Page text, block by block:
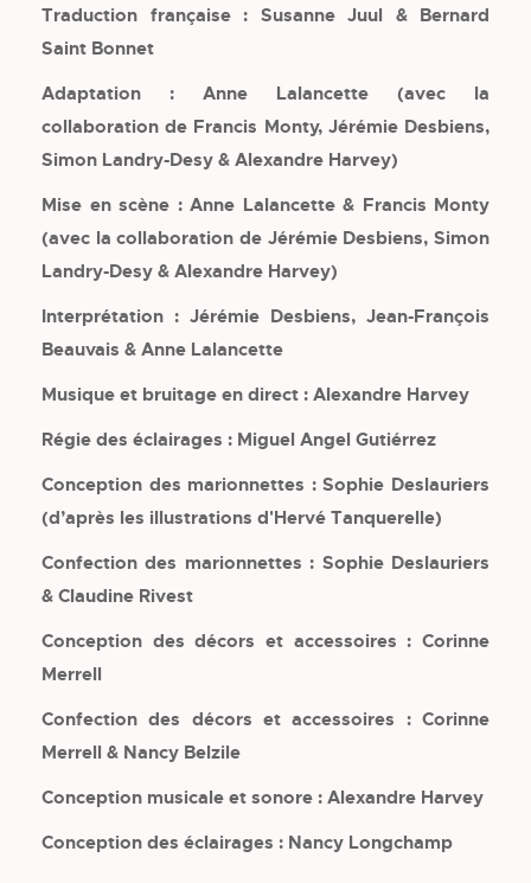
Traduction française : Susanne Juul & Bernard
Saint Bonnet
Adaptation : Anne Lalancette (avec la
collaboration de Francis Monty, Jérémie Desbiens,
Simon Landry-Desy & Alexandre Harvey)
Mise en scène : Anne Lalancette & Francis Monty
(avec la collaboration de Jérémie Desbiens, Simon
Landry-Desy & Alexandre Harvey)
Interprétation : Jérémie Desbiens, Jean-François
Beauvais & Anne Lalancette
Musique et bruitage en direct : Alexandre Harvey
Régie des éclairages : Miguel Angel Gutiérrez
Conception des marionnettes : Sophie Deslauriers
(d’après les illustrations d'Hervé Tanquerelle)
Confection des marionnettes : Sophie Deslauriers
& Claudine Rivest
Conception des décors et accessoires : Corinne
Merrell
Confection des décors et accessoires : Corinne
Merrell & Nancy Belzile
Conception musicale et sonore : Alexandre Harvey
Conception des éclairages : Nancy Longchamp